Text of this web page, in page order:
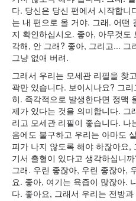
다. 당신은 당신 편에서 시작합니
는 내 편으로 올 거야. 그래. 어떤
지 확인하십시오. 좋아, 아무것도
각해, 안 그래? 좋아, 그리고... 그
그냥 없애 버려.
그래서 우리는 모세관 리필을 찾
곽만 있습니다. 보이시나요? 그
히. 즉각적으로 발생한다면 정맥
제가 있다는 것을 의미합니다. 그
리고 모세관 리필이 좋습니다. 나
음에도 불구하고 우리는 아마도
피가 나지 않도록 해야 하잖아요,
기서 출혈이 있다고 생각하십니
그래. 우린 좋잖아, 우린 좋잖아,
요. 좋아, 여기는 육즙이 많잖아.
다. 좋아요, 그래서 우리는 전방